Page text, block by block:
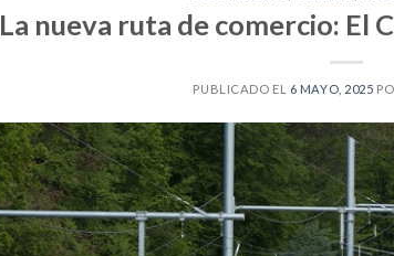
La nueva ruta de comercio: El
PUBLICADO EL 6 MAYO, 2025